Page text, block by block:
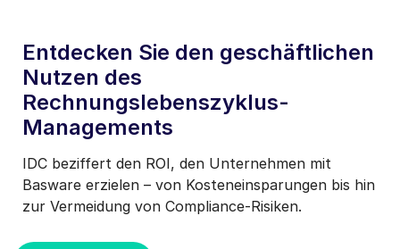
Nutzen des
Rechnungslebenszyklus-
Managements
IDC beziffert den ROI, den Unternehmen mit
Basware erzielen – von Kosteneinsparungen bis hin
zur Vermeidung von Compliance-Risiken.
Herunterladen